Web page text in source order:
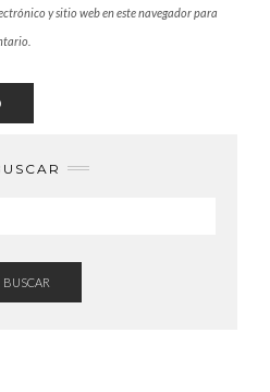
y sitio web en este navegador para
BUSCAR